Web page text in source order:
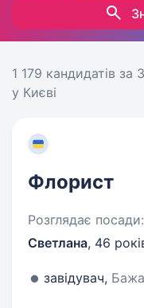
1 179 кандидатів за
у Києві
Флорист
Розглядає посади:
Светлана, 46
завідувач,